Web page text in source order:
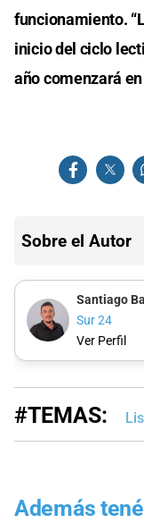
funcionamiento.
inicio del ciclo
año comenzará
Sobre el Autor
Santiago
Sur 24
Ver Perfil
#TEMAS:
Además